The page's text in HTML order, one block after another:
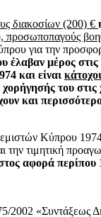
διακοσίων (200) €
προσωποπαγούς
για την
έλαβαν μέρος στις
και είναι
του στις
και
Κύπρου
την τιμητική
αφορά περίπου
2002 «Συντάξεως